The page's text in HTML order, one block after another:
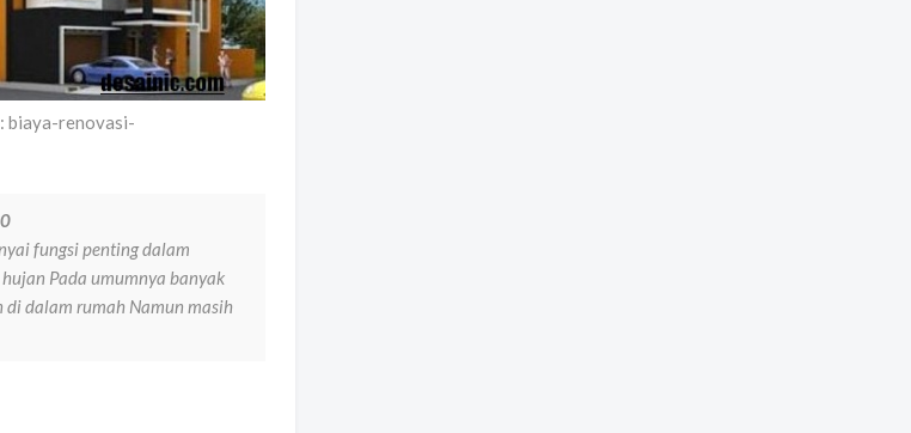
biaya-renovasi-
fungsi penting dalam
Pada umumnya banyak
dalam rumah Namun masih